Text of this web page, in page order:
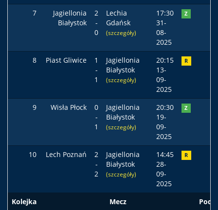
7
Jagiellonia
Białystok
2
-
0
Lechia
Gdańsk
(szczegóły)
17:30
31-
08-
2025
Z
8 Piast Gliwice
1
-
1
Jagiellonia
Białystok
(szczegóły)
20:15
13-
09-
2025
R
9 Wisła Płock
0
-
1
Jagiellonia
Białystok
(szczegóły)
20:30
19-
09-
2025
Z
10 Lech Poznań
2
-
2
Jagiellonia
Białystok
(szczegóły)
14:45
28-
09-
2025
R
Kolejka Mecz Podst